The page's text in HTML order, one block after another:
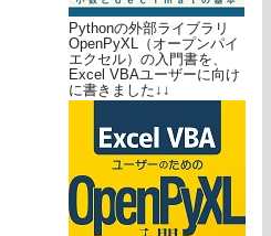
Pythonの外部ライブラリ
OpenPyXL（オープンパイ
エクセル）の入門書を、
Excel VBAユーザーに向け
に書きました↓↓